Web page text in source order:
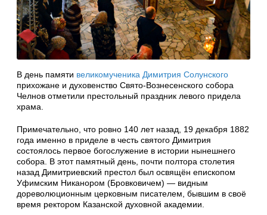
В день памяти великомученика Димитрия Солунского
прихожане и духовенство Свято-Вознесенского собора
Челнов отметили престольный праздник левого придела
храма.
Примечательно, что ровно 140 лет назад, 19 декабря 1882
года именно в приделе в честь святого Димитрия
состоялось первое богослужение в истории нынешнего
собора. В этот памятный день, почти полтора столетия
назад Димитриевский престол был освящён епископом
Уфимским Никанором (Бровковичем) — видным
дореволюционным церковным писателем, бывшим в своё
время ректором Казанской духовной академии.